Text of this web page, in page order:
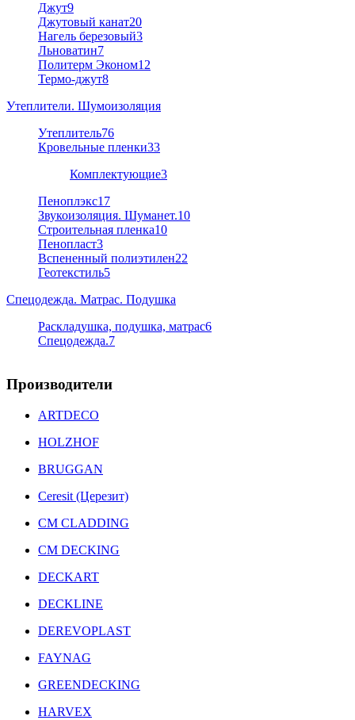
Джут9
Джутовый канат20
Нагель березовый3
Льноватин7
Политерм Эконом12
Термо-джут8
Утеплители. Шумоизоляция
Утеплитель76
Кровельные пленки33
Комплектующие3
Пеноплэкс17
Звукоизоляция. Шуманет.10
Строительная пленка10
Пенопласт3
Вспененный полиэтилен22
Геотекстиль5
Спецодежда. Матрас. Подушка
Раскладушка, подушка, матрас6
Спецодежда.7
Производители
ARTDECO
HOLZHOF
BRUGGAN
Ceresit (Церезит)
CM CLADDING
CM DECKING
DECKART
DECKLINE
DEREVOPLAST
FAYNAG
GREENDECKING
HARVEX